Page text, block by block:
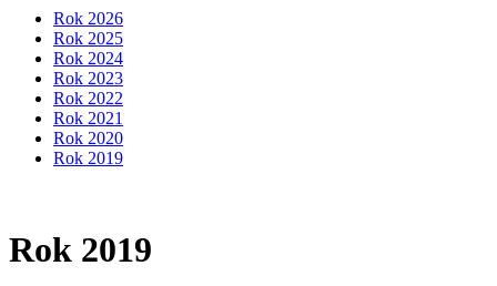
Rok 2026
Rok 2025
Rok 2024
Rok 2023
Rok 2022
Rok 2021
Rok 2020
Rok 2019
Rok 2019